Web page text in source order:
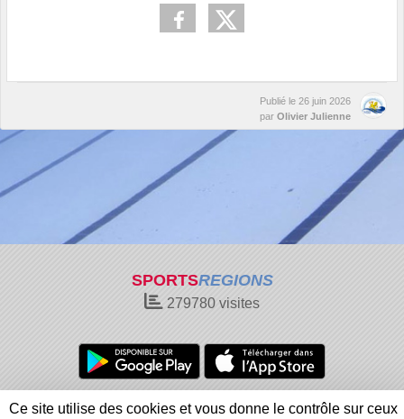
Publié le 26 juin 2026
par Olivier Julienne
SPORTSREGIONS
279780 visites
Charte cookies
Gestion des cookies
Ce site utilise des cookies et vous donne le contrôle sur ceux